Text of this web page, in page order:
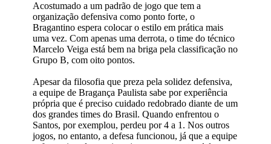
Acostumado a um padrão de jogo que tem a
organização defensiva como ponto forte, o
Bragantino espera colocar o estilo em prática mais
uma vez. Com apenas uma derrota, o time do técnico
Marcelo Veiga está bem na briga pela classificação no
Grupo B, com oito pontos.
Apesar da filosofia que preza pela solidez defensiva,
a equipe de Bragança Paulista sabe por experiência
própria que é preciso cuidado redobrado diante de um
dos grandes times do Brasil. Quando enfrentou o
Santos, por exemplou, perdeu por 4 a 1. Nos outros
jogos, no entanto, a defesa funcionou, já que a equipe